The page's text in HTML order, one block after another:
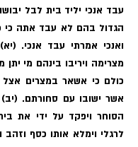
עבד אנכי יליד בית לבל
הגדול בהם לא עבד אתה כי
ואנכי אמרתי עבד אנכי.
מצרימה ויריבו בינהם מי יתן
כולם כי אשאר במצרים
אשר ישובו עם סחורתם. (יב)
הסוחר ויפקד על ידי את
לרגלי וימלא אותו כסף וזהב